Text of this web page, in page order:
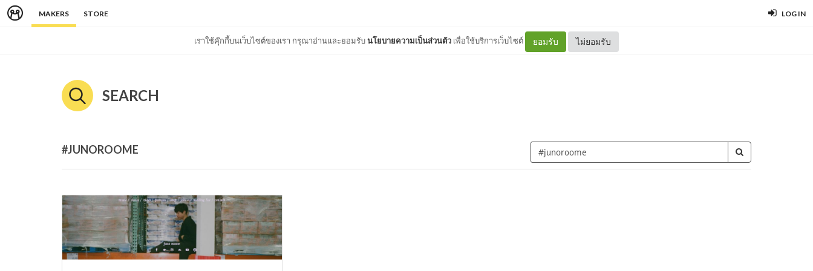
MAKERS STORE LOG IN
เราใช้คุ๊กกี้บนเว็บไซต์ของเรา กรุณาอ่านและยอมรับนโยบายความเป็นส่วนตัว เพื่อใช้บริการเว็บไซต์ ยอมรับ ไม่ยอมรับ
SEARCH
#JUNOROOME